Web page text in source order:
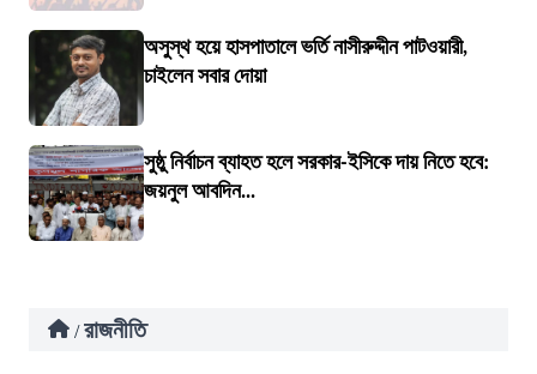
অসুস্থ হয়ে হাসপাতালে ভর্তি নাসীরুদ্দীন পাটওয়ারী,
চাইলেন সবার দোয়া
সুষ্ঠু নির্বাচন ব্যাহত হলে সরকার-ইসিকে দায় নিতে হবে:
জয়নুল আবদিন...
/ রাজনীতি